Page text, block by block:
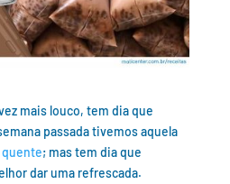
mais louco, tem dia que
passada tivemos aquela
; mas tem dia que
dar uma refrescada.